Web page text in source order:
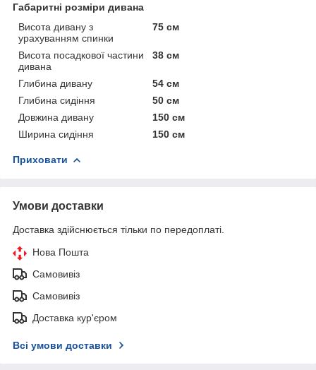
Габаритні розміри дивана
Висота дивану з
урахуванням спинки
75 см
Висота посадкової частини
дивана
38 см
Глибина дивану
54 см
Глибина сидіння
50 см
Довжина дивану
150 см
Ширина сидіння
150 см
Приховати
Умови доставки
Доставка здійснюється тільки по передоплаті.
Нова Пошта
Самовивіз
Самовивіз
Доставка кур'єром
Всі умови доставки